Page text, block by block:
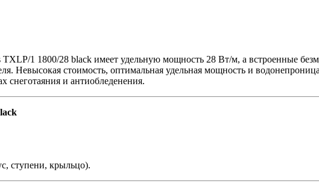
TXLP/1 1800/28 black имеет удельную мощность 28 Вт/м, а встроенные
Невысокая стоимость, оптимальная удельная мощность и
снеготаяния и антиобледенения.
ступени, крыльцо).